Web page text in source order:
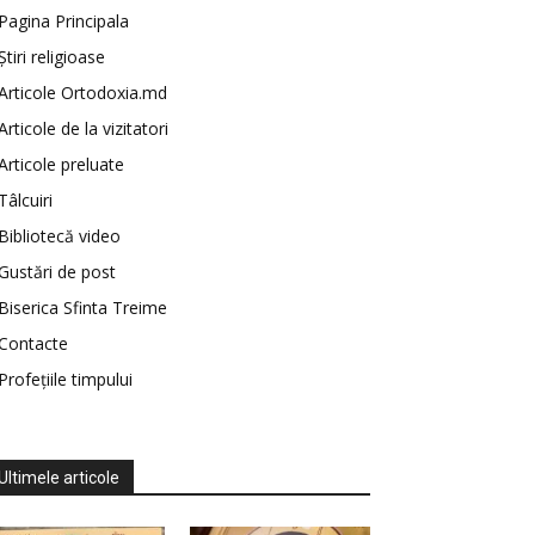
Pagina Principala
religioase
Ortodoxia.md
de la vizitatori
preluate
Tâlcuiri
Bibliotecă video
de post
Biserica Sfinta Treime
Profețiile timpului
articole